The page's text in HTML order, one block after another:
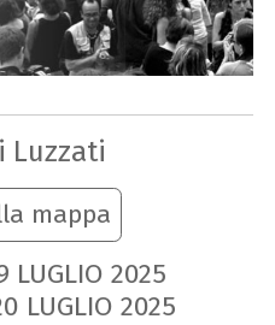
Luzzati
mappa
LUGLIO 2025
LUGLIO 2025